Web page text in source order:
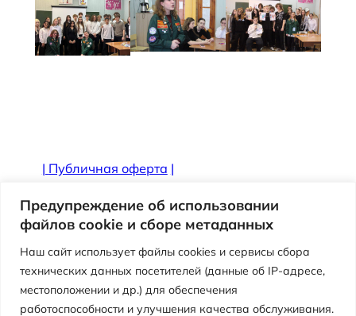
Предупреждение об использовании
файлов cookie и сборе метаданных
Наш сайт использует файлы cookies и сервисы сбора
технических данных посетителей (данные об IP-адресе,
местоположении и др.) для обеспечения
работоспособности и улучшения качества обслуживания.
| Публичная оферта |
Противодействие коррупции